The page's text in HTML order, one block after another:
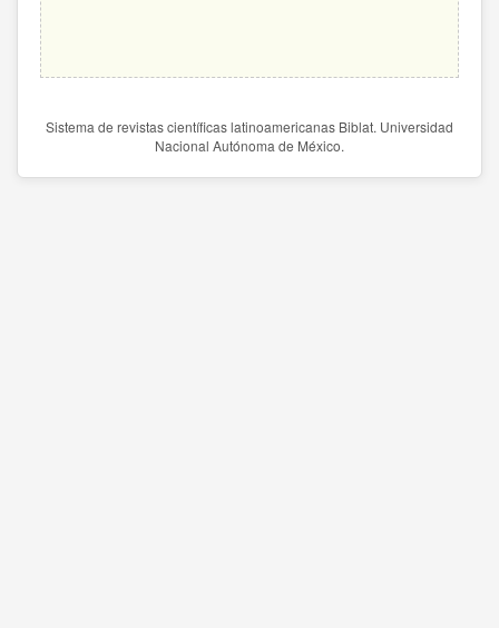
Sistema de revistas científicas latinoamericanas Biblat. Universidad
Nacional Autónoma de México.